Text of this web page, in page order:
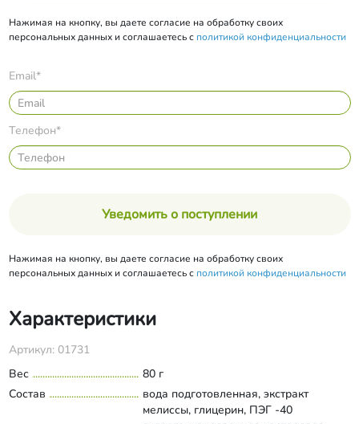
Нажимая на кнопку, вы даете согласие на обработку своих
персональных данных и соглашаетесь с политикой конфиденциальности
Email*
Телефон*
Уведомить о поступлении
Нажимая на кнопку, вы даете согласие на обработку своих
персональных данных и соглашаетесь с политикой конфиденциальности
Характеристики
Артикул: 01731
Вес
80 г
Состав
вода подготовленная, экстракт
мелиссы, глицерин, ПЭГ -40